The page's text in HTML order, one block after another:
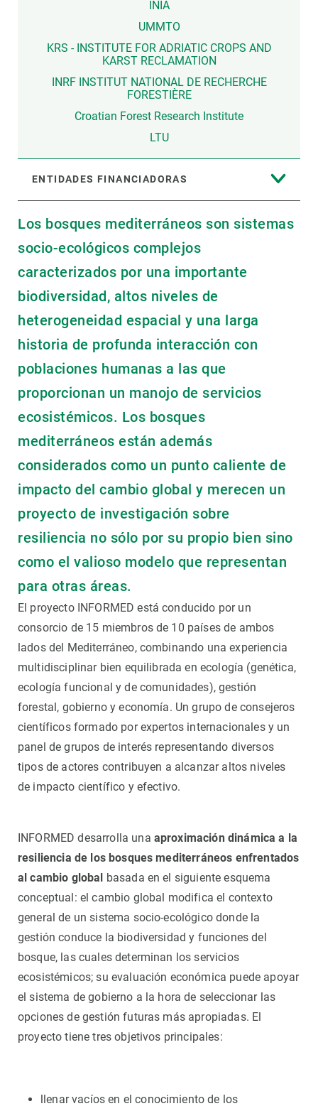
INIA
UMMTO
KRS - INSTITUTE FOR ADRIATIC CROPS AND
KARST RECLAMATION
INRF INSTITUT NATIONAL DE RECHERCHE
FORESTIÈRE
Croatian Forest Research Institute
LTU
ENTIDADES FINANCIADORAS
Los bosques mediterráneos son sistemas
socio-ecológicos complejos
caracterizados por una importante
biodiversidad, altos niveles de
heterogeneidad espacial y una larga
historia de profunda interacción con
poblaciones humanas a las que
proporcionan un manojo de servicios
ecosistémicos. Los bosques
mediterráneos están además
considerados como un punto caliente de
impacto del cambio global y merecen un
proyecto de investigación sobre
resiliencia no sólo por su propio bien sino
como el valioso modelo que representan
para otras áreas.
El proyecto INFORMED está conducido por un
consorcio de 15 miembros de 10 países de ambos
lados del Mediterráneo, combinando una experiencia
multidisciplinar bien equilibrada en ecología (genética,
ecología funcional y de comunidades), gestión
forestal, gobierno y economía. Un grupo de consejeros
científicos formado por expertos internacionales y un
panel de grupos de interés representando diversos
tipos de actores contribuyen a alcanzar altos niveles
de impacto científico y efectivo.
INFORMED desarrolla una aproximación dinámica a la
resiliencia de los bosques mediterráneos enfrentados
al cambio global basada en el siguiente esquema
conceptual: el cambio global modifica el contexto
general de un sistema socio-ecológico donde la
gestión conduce la biodiversidad y funciones del
bosque, las cuales determinan los servicios
ecosistémicos; su evaluación económica puede apoyar
el sistema de gobierno a la hora de seleccionar las
opciones de gestión futuras más apropiadas. El
proyecto tiene tres objetivos principales:
llenar vacíos en el conocimiento de los